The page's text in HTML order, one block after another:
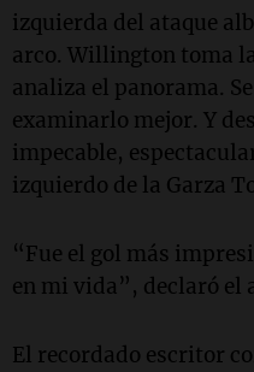
izquierda del ataque
arco. Willington toma
analiza el panorama.
examinarlo mejor. Y
impecable,
izquierdo de la Garza
“Fue el gol más
en mi vida”, declaró el
El recordado escritor